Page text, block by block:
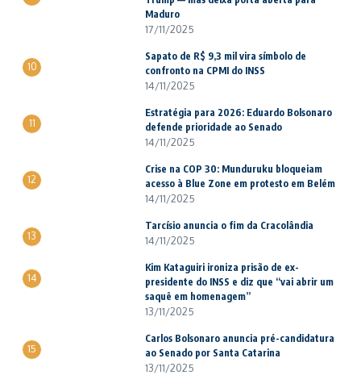
Maduro
17/11/2025
10
Sapato de R$ 9,3 mil vira símbolo de
confronto na CPMI do INSS
14/11/2025
11
Estratégia para 2026: Eduardo Bolsonaro
defende prioridade ao Senado
14/11/2025
12
Crise na COP 30: Munduruku bloqueiam
acesso à Blue Zone em protesto em Belém
14/11/2025
13
Tarcísio anuncia o fim da Cracolândia
14/11/2025
14
Kim Kataguiri ironiza prisão de ex-
presidente do INSS e diz que “vai abrir um
saquê em homenagem”
13/11/2025
15
Carlos Bolsonaro anuncia pré-candidatura
ao Senado por Santa Catarina
13/11/2025